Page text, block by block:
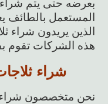
بعرضه حتى يتم
المستعمل بالطائف
الذين يريدون شراء
هذه الشركات تقوم
شراء
نحن متخصصون شراء